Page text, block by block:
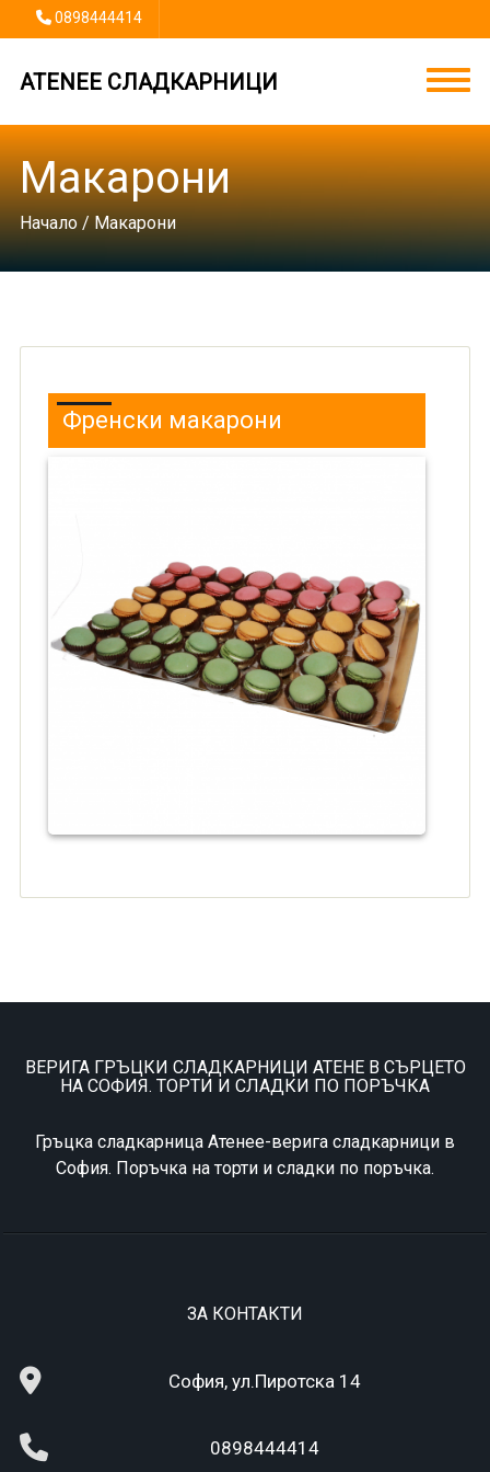
0898444414
ATENEE СЛАДКАРНИЦИ
Макарони
Начало/ Макарони
Френски макарони
ВЕРИГА ГРЪЦКИ СЛАДКАРНИЦИ АТЕНЕ В СЪРЦЕТО
НА СОФИЯ. ТОРТИ И СЛАДКИ ПО ПОРЪЧКА
Гръцка сладкарница Атенее-верига сладкарници в
София. Поръчка на торти и сладки по поръчка.
ЗА КОНТАКТИ
София, ул.Пиротска 14
0898444414